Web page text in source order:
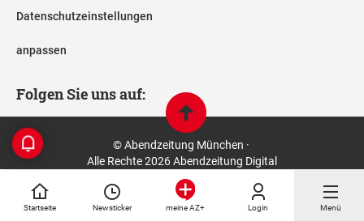
Startseite Newsticker meine AZ+ Login Menü
Datenschutzeinstellungen
anpassen
Folgen Sie uns auf:
© Abendzeitung München ·
Alle Rechte 2026 Abendzeitung Digital